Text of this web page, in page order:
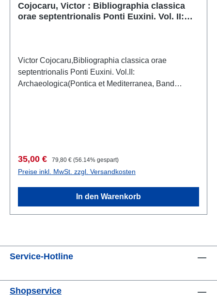
Cojocaru, Victor : Bibliographia classica
orae septentrionalis Ponti Euxini. Vol. II:
Victor Cojocaru,Bibliographia classica orae
septentrionalis Ponti Euxini. Vol.II:
Archaeologica(Pontica et Mediterranea, Band
Verkaufspreis:
35,00 € Regulärer Preis:
79,80 € (56.14% gespart)
Preise inkl. MwSt. zzgl. Versandkosten
In den Warenkorb
Service-Hotline
Shopservice